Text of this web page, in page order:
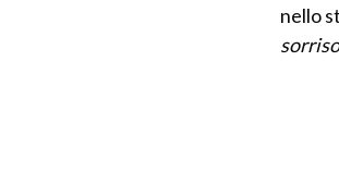
nello
sorriso